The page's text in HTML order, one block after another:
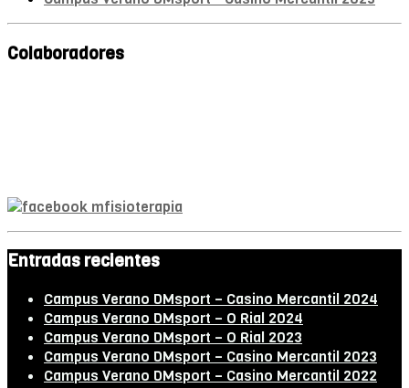
Colaboradores
Entradas recientes
Campus Verano DMsport – Casino Mercantil 2024
Campus Verano DMsport – O Rial 2024
Campus Verano DMsport – O Rial 2023
Campus Verano DMsport – Casino Mercantil 2023
Campus Verano DMsport – Casino Mercantil 2022